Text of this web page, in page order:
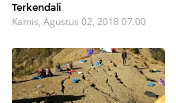
Terkendali
Kamis, Agustus 02, 2018 07.00